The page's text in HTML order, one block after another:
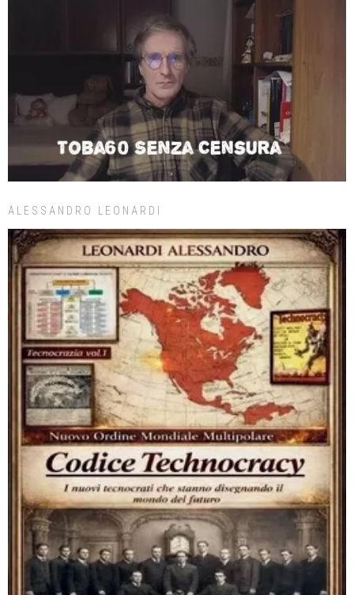
ALESSANDRO LEONARDI